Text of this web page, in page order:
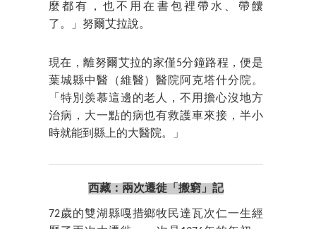
麼都有，也不用在書包裡帶水、帶饢
了。」努爾艾拉說。
現在，離努爾艾拉的家僅5分鐘路程，便是
葉城縣中醫（維醫）醫院阿克塔什分院。
「特別羡慕這邊的老人，不用擔心沒地方
治病，大一點的病也有救護車來接，半小
時就能到縣上的大醫院。」
西藏：兩次遷徙「搬窮」記
72歲的雙湖縣嘎措鄉牧民達瓦次仁一生經